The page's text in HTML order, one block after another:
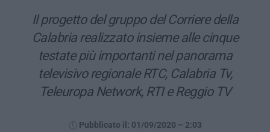
Il progetto del gruppo del Corriere della
Calabria realizzato insieme alle cinque
testate più importanti nel panorama
televisivo regionale RTC, Calabria Tv,
Teleuropa Network, RTI e Reggio TV
Pubblicato il: 01/09/2020 – 2:03